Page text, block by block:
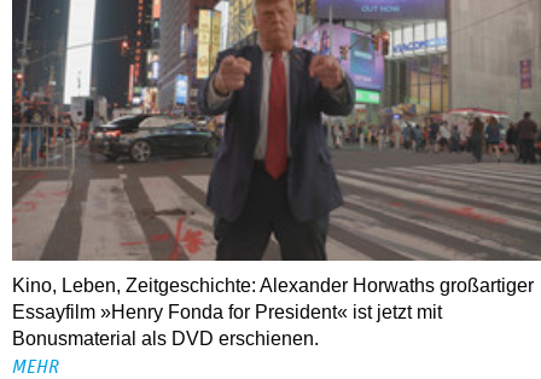
Kino, Leben, Zeitgeschichte: Alexander Horwaths großartiger
Essayfilm »Henry Fonda for President« ist jetzt mit
Bonusmaterial als DVD erschienen.
MEHR